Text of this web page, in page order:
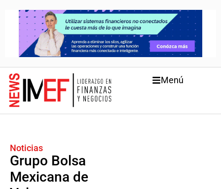
Menú
Noticias
Grupo Bolsa
Mexicana de